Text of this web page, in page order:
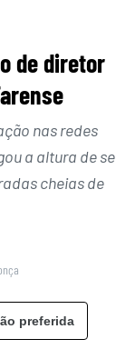
de diretor
nas redes
a altura de se
cheias de
preferida